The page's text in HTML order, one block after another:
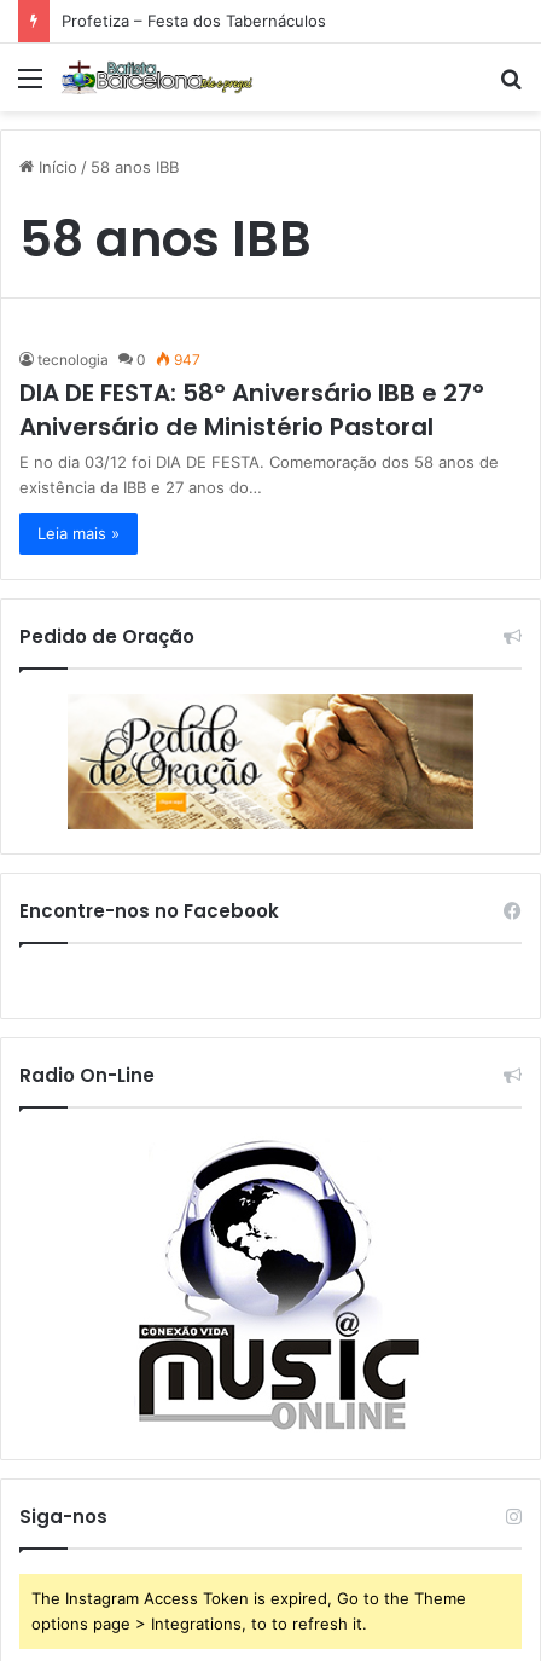
Profetiza – Festa dos Tabernáculos
Menu
Início / 58 anos IBB
58 anos IBB
tecnologia 0 947
DIA DE FESTA: 58º Aniversário IBB e 27º
Aniversário de Ministério Pastoral
E no dia 03/12 foi DIA DE FESTA. Comemoração dos 58 anos de
existência da IBB e 27 anos do…
Leia mais »
Pedido de Oração
Encontre-nos no Facebook
Radio On-Line
Siga-nos
The Instagram Access Token is expired, Go to the Theme
options page > Integrations, to to refresh it.